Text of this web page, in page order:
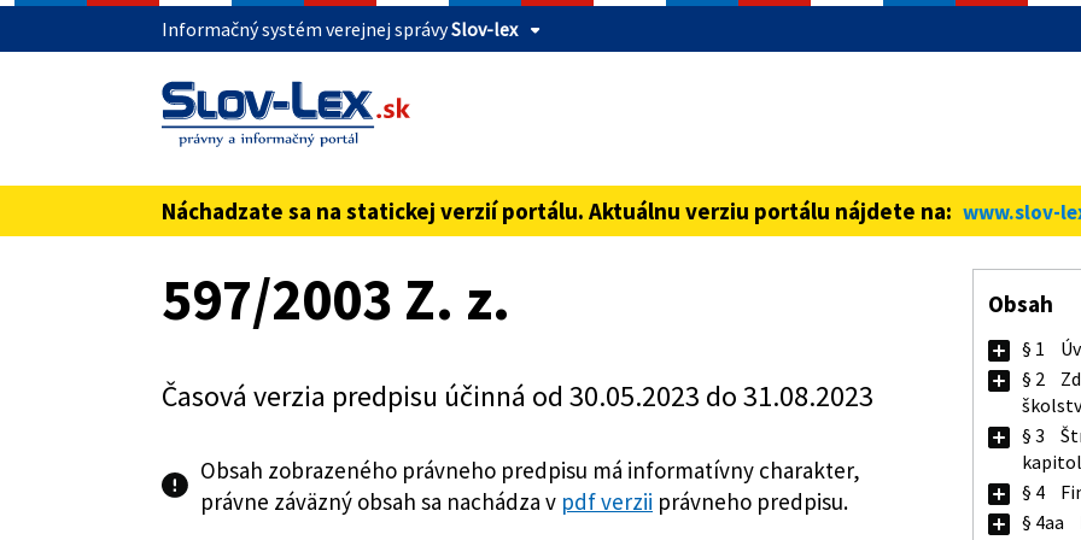
Informačný systém verejnej správySlov-lex
Táto stránka je zabezpečená
Buďte pozorní a vždy sa uistite, že zdieľate informácie iba cez zabezpečenú
pred názvom domény webového sídla.
Náchadzate sa na statickej verzií portálu. Aktuálnu verziu portálu nájdete na: www.slov-
597/2003 Z. z.
Časová verzia predpisu účinná od 30.05.2023 do 31.08.2023
Obsah zobrazeného právneho predpisu má informatívny charakter,
právne záväzný obsah sa nachádza v pdf verzii právneho predpisu.
Obsah
§ 1
§ 2
§ 3
§ 4
§ 4aa